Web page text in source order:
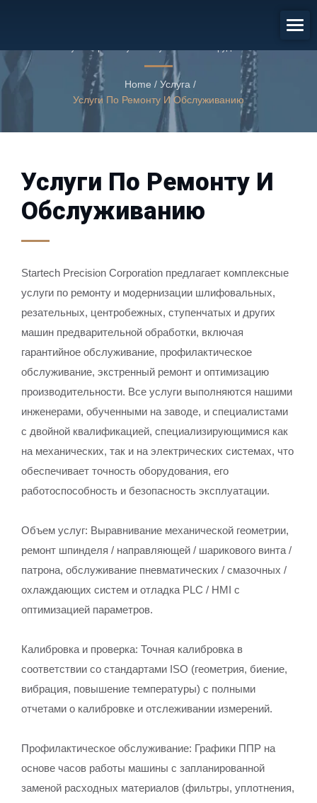
Обслуживанию
Home / Услуга /
Услуги По Ремонту И Обслуживанию
Услуги По Ремонту И
Обслуживанию
Startech Precision Corporation предлагает комплексные
услуги по ремонту и модернизации шлифовальных,
резательных, центробежных, ступенчатых и других
машин предварительной обработки, включая
гарантийное обслуживание, профилактическое
обслуживание, экстренный ремонт и оптимизацию
производительности. Все услуги выполняются нашими
инженерами, обученными на заводе, и специалистами
с двойной квалификацией, специализирующимися как
на механических, так и на электрических системах, что
обеспечивает точность оборудования, его
работоспособность и безопасность эксплуатации.
Объем услуг: Выравнивание механической геометрии,
ремонт шпинделя / направляющей / шарикового винта /
патрона, обслуживание пневматических / смазочных /
охлаждающих систем и отладка PLC / HMI с
оптимизацией параметров.
Калибровка и проверка: Точная калибровка в
соответствии со стандартами ISO (геометрия, биение,
вибрация, повышение температуры) с полными
отчетами о калибровке и отслеживании измерений.
Профилактическое обслуживание: Графики ППР на
основе часов работы машины с запланированной
заменой расходных материалов (фильтры, уплотнения,